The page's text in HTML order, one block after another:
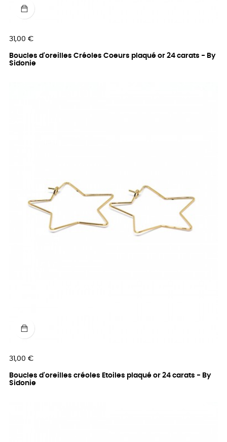
Prix
31,00 €
Boucles d'oreilles Créoles Coeurs plaqué or 24 carats - By
Sidonie
Prix
31,00 €
Boucles d'oreilles créoles Etoiles plaqué or 24 carats - By
Sidonie